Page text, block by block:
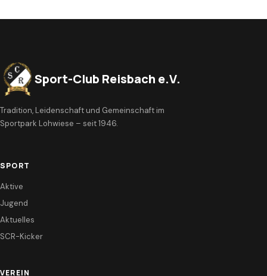
Sport-Club Reisbach e.V.
Tradition, Leidenschaft und Gemeinschaft im
Sportpark Lohwiese – seit 1946.
SPORT
Aktive
Jugend
Aktuelles
SCR-Kicker
VEREIN